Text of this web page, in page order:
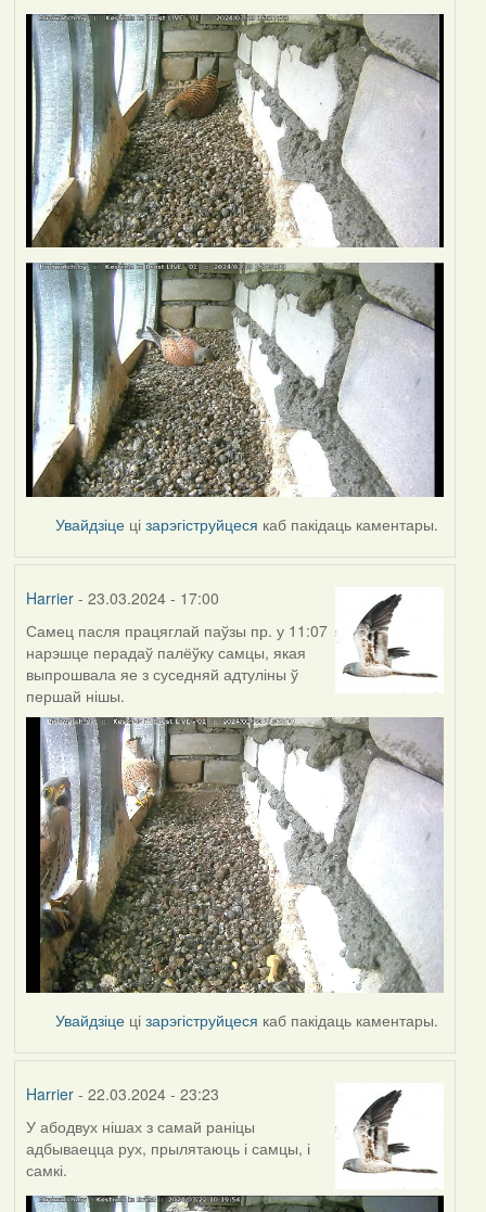
Увайдзіце цізарэгіструйцеся каб пакідаць каментары.
Harrier- 23.03.2024 - 17:00
Самец пасля працяглай паўзы пр. у 11:07
нарэшце перадаў палёўку самцы, якая
выпрошвала яе з суседняй адтуліны ў
першай нішы.
Увайдзіце цізарэгіструйцеся каб пакідаць каментары.
Harrier- 22.03.2024 - 23:23
У абодвух нішах з самай раніцы
адбываецца рух, прылятаюць і самцы, і
самкі.